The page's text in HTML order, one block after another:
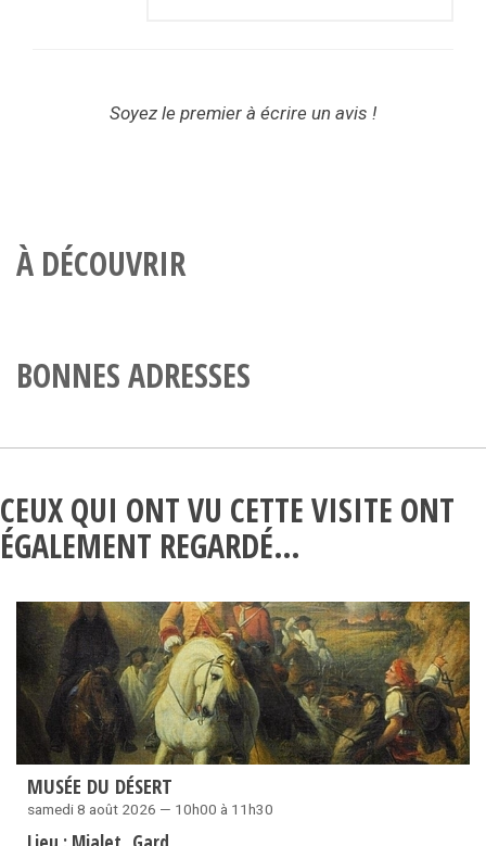
Soyez le premier à écrire un avis !
À DÉCOUVRIR
BONNES ADRESSES
CEUX QUI ONT VU CETTE VISITE ONT
ÉGALEMENT REGARDÉ…
MUSÉE DU DÉSERT
samedi 8 août 2026 — 10h00 à 11h30